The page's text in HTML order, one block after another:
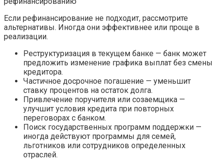
Если рефинансирование не подходит, рассмотрите
альтернативы. Иногда они эффективнее или проще в
реализации.
Реструктуризация в текущем банке — банк может
предложить изменение графика выплат без смены
кредитора.
Частичное досрочное погашение — уменьшит
ставку процентов на остаток долга.
Привлечение поручителя или созаемщика —
улучшит условия кредита при повторных
переговорах с банком.
Поиск государственных программ поддержки —
иногда действуют программы для семей,
льготников или сотрудников определенных
отраслей.